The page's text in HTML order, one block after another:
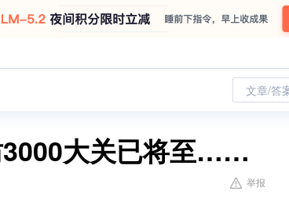
文章/答
3000大关已将至……
举报